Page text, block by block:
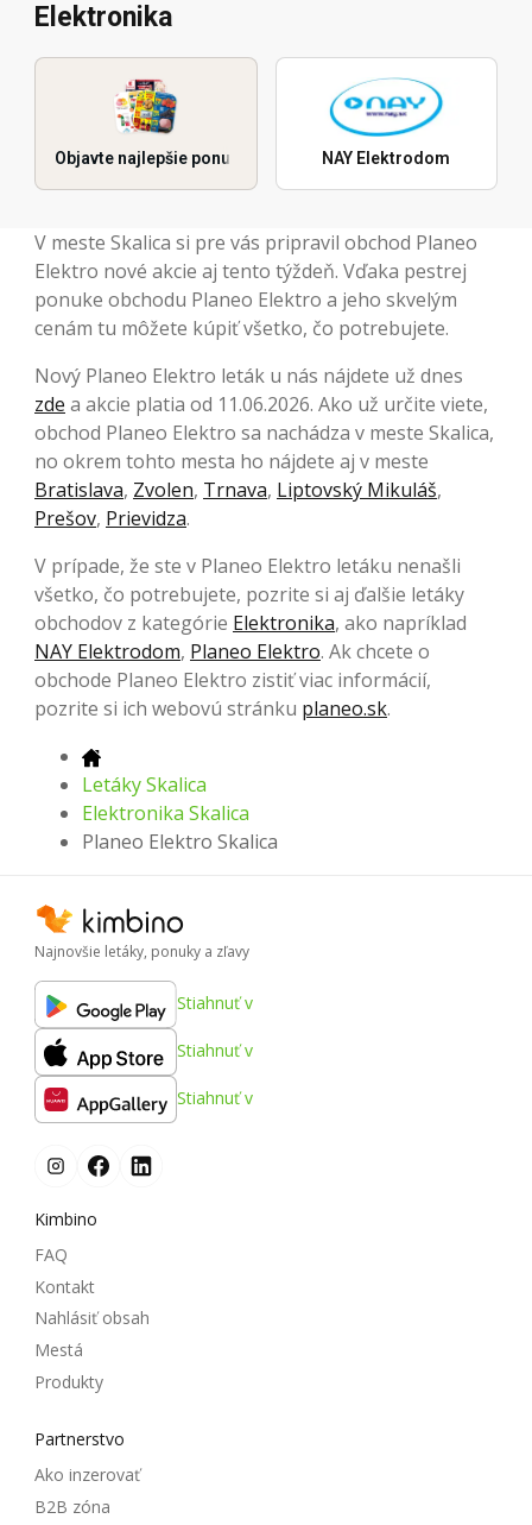
Elektronika
Objavte najlepšie ponuky NAY Elektrodom
V meste Skalica si pre vás pripravil obchod Planeo
Elektro nové akcie aj tento týždeň. Vďaka pestrej
ponuke obchodu Planeo Elektro a jeho skvelým
cenám tu môžete kúpiť všetko, čo potrebujete.
Nový Planeo Elektro leták u nás nájdete už dnes
zde a akcie platia od 11.06.2026. Ako už určite viete,
obchod Planeo Elektro sa nachádza v meste Skalica,
no okrem tohto mesta ho nájdete aj v meste
Bratislava, Zvolen, Trnava, Liptovský Mikuláš,
Prešov, Prievidza.
V prípade, že ste v Planeo Elektro letáku nenašli
všetko, čo potrebujete, pozrite si aj ďalšie letáky
obchodov z kategórie Elektronika, ako napríklad
NAY Elektrodom, Planeo Elektro. Ak chcete o
obchode Planeo Elektro zistiť viac informácií,
pozrite si ich webovú stránku planeo.sk.
Letáky Skalica
Elektronika Skalica
Planeo Elektro Skalica
Najnovšie letáky, ponuky a zľavy
Stiahnuť v
Stiahnuť v
Stiahnuť v
Kimbino
FAQ
Kontakt
Nahlásiť obsah
Mestá
Produkty
Partnerstvo
Ako inzerovať
B2B zóna